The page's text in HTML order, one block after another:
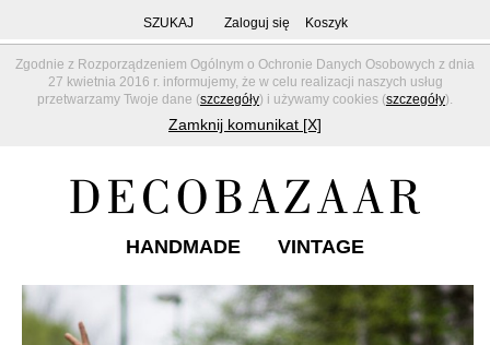
Zgodnie z Rozporządzeniem Ogólnym o Ochronie Danych Osobowych z dnia
27 kwietnia 2016 r. informujemy, że w celu realizacji naszych usług
przetwarzamy Twoje dane (szczegóły) i używamy cookies (szczegóły).
Zamknij komunikat [X]
SZUKAJ Zaloguj się Koszyk
HANDMADE VINTAGE